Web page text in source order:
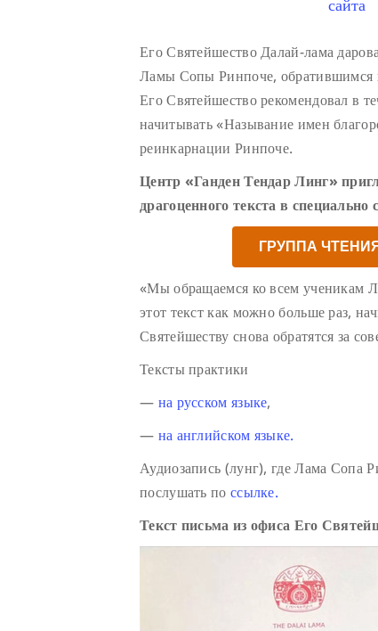
Его Святейшество Далай-лама
Ламы Сопы Ринпоче,
Его Святейшество рекомендовал в
начитывать «Называние имен
реинкарнации Ринпоче.
Центр «Ганден Тендар Линг»
драгоценного текста в
ГРУППА
«Мы обращаемся ко всем ученикам
этот текст как можно больше раз,
Святейшеству снова обратятся за
Тексты практики
— на русском языке,
— на английском языке.
Аудиозапись (лунг), где Лама
послушать по ссылке.
Текст письма из офиса Его